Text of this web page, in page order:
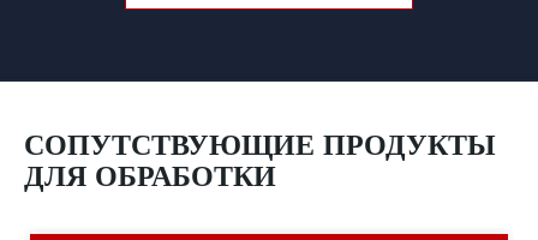
СОПУТСТВУЮЩИЕ ПРОДУКТЫ
ДЛЯ ОБРАБОТКИ